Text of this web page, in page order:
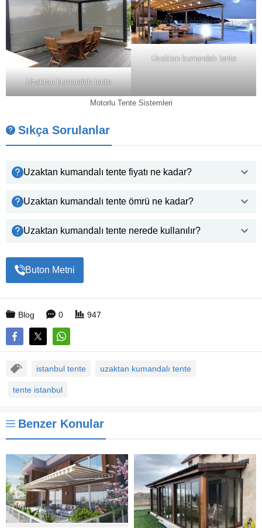
Uzaktan kumandalı tente
Uzaktan kumandalı tente
Motorlu Tente Sistemleri
Sıkça Sorulanlar
Uzaktan kumandalı tente fiyatı ne kadar?
Uzaktan kumandalı tente ömrü ne kadar?
Uzaktan kumandalı tente nerede kullanılır?
Buton Metni
Blog 0 947
istanbul tente uzaktan kumandalı tente
tente istanbul
Benzer Konular